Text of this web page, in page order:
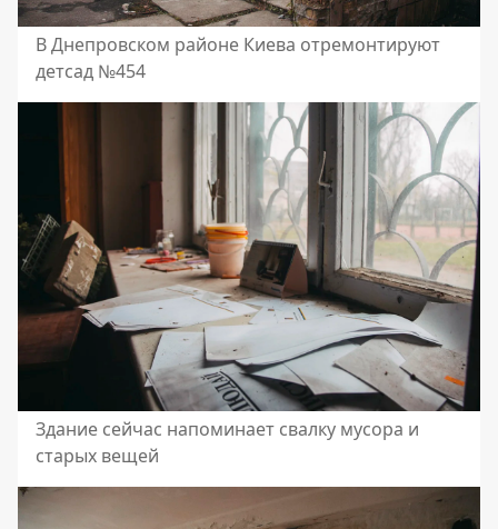
В Днепровском районе Киева отремонтируют
детсад №454
Здание сейчас напоминает свалку мусора и
старых вещей